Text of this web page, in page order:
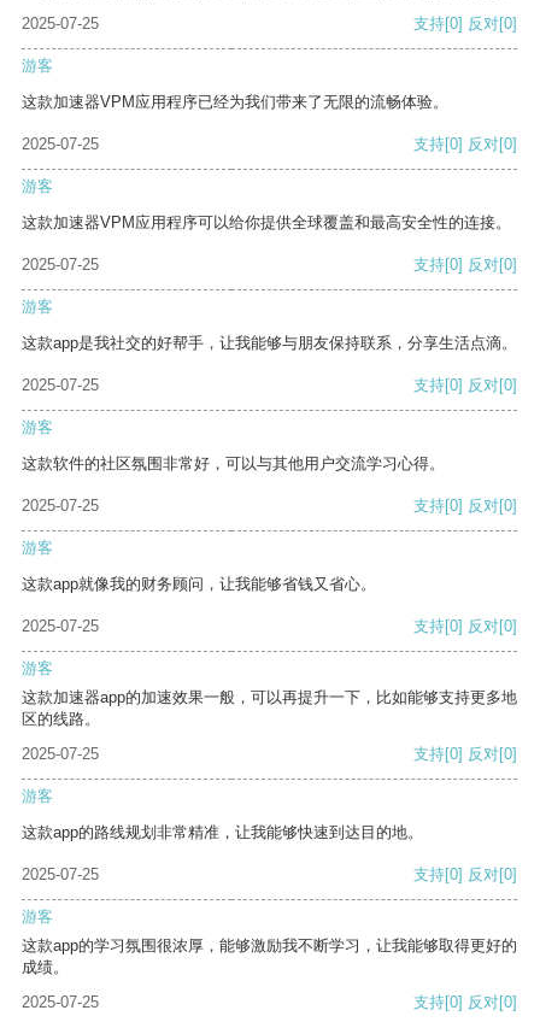
2025-07-25
支持[0] 反对[0]
游客
这款加速器VPM应用程序已经为我们带来了无限的流畅体验。
2025-07-25 支持[0] 反对[0]
游客
这款加速器VPM应用程序可以给你提供全球覆盖和最高安全性的连接。
2025-07-25 支持[0] 反对[0]
游客
这款app是我社交的好帮手，让我能够与朋友保持联系，分享生活点滴。
2025-07-25 支持[0] 反对[0]
游客
这款软件的社区氛围非常好，可以与其他用户交流学习心得。
2025-07-25 支持[0] 反对[0]
游客
这款app就像我的财务顾问，让我能够省钱又省心。
2025-07-25 支持[0] 反对[0]
游客
这款加速器app的加速效果一般，可以再提升一下，比如能够支持更多地
区的线路。
2025-07-25
支持[0] 反对[0]
游客
这款app的路线规划非常精准，让我能够快速到达目的地。
2025-07-25 支持[0] 反对[0]
游客
这款app的学习氛围很浓厚，能够激励我不断学习，让我能够取得更好的
成绩。
2025-07-25
支持[0] 反对[0]